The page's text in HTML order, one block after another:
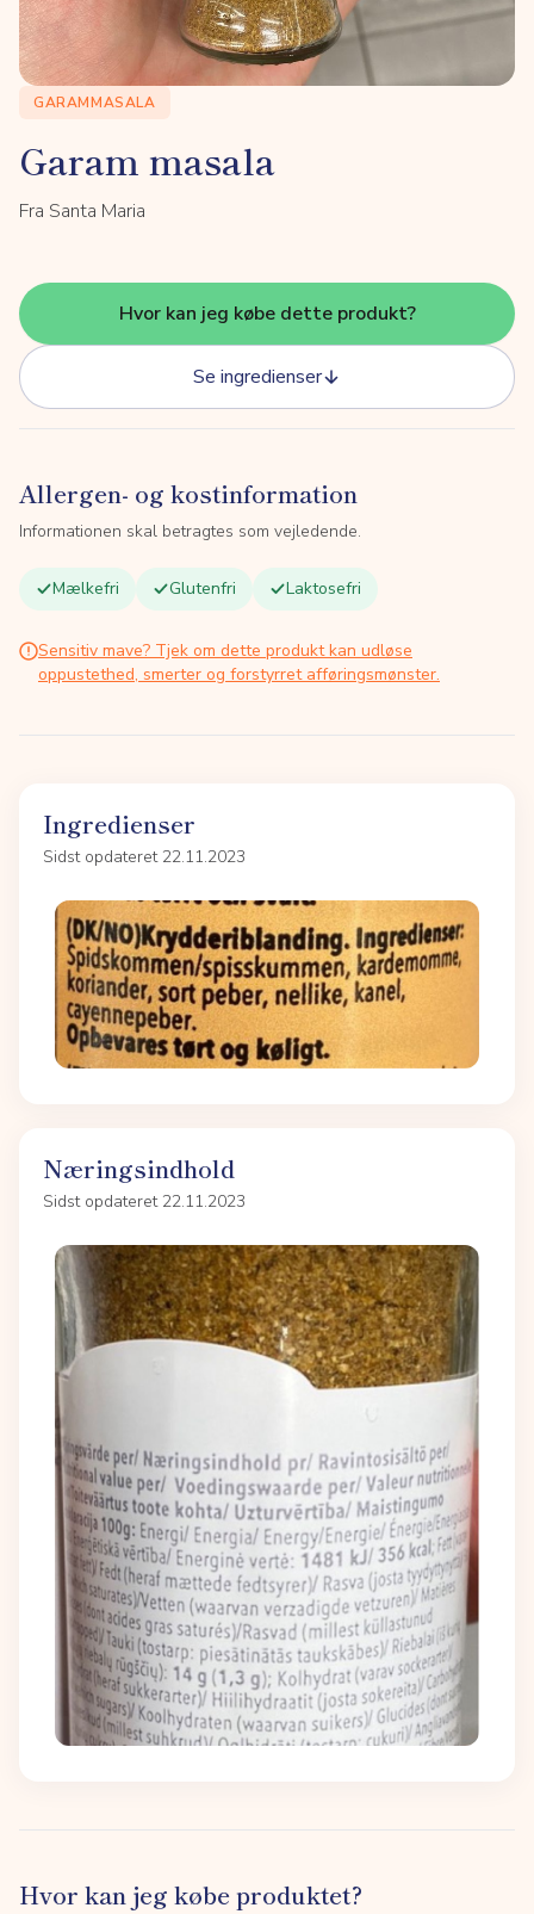
GARAMMASALA
Garam masala
Fra Santa Maria
Hvor kan jeg købe dette produkt?
Se ingredienser
Allergen- og kostinformation
Informationen skal betragtes som vejledende.
Mælkefri Glutenfri Laktosefri
Sensitiv mave? Tjek om dette produkt kan udløse
oppustethed, smerter og forstyrret afføringsmønster.
Ingredienser
Sidst opdateret 22.11.2023
Næringsindhold
Sidst opdateret 22.11.2023
Hvor kan jeg købe produktet?